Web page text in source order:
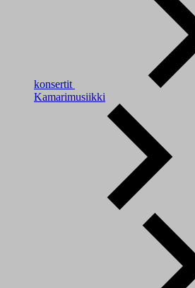
konsertit
Kamarimusiikki